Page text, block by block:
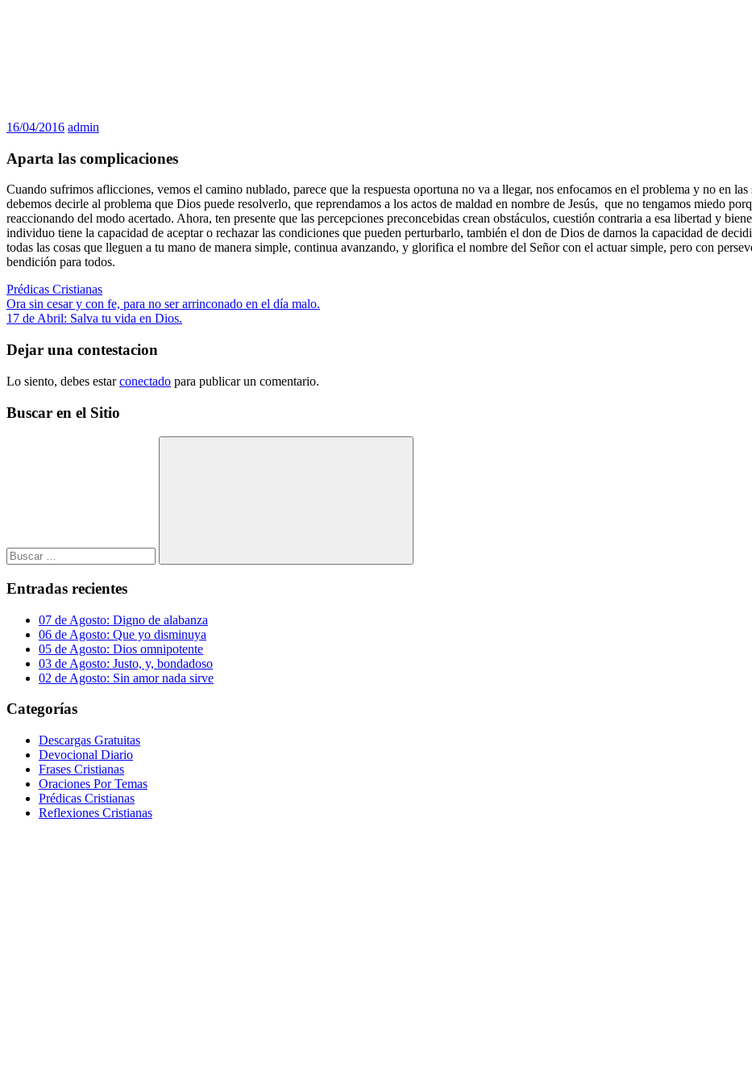
16/04/2016 admin
Aparta las complicaciones
Cuando sufrimos aflicciones, vemos el camino nublado, parece que la respuesta oportuna no va a llegar, nos enfocamos en el problema y no en
debemos decirle al problema que Dios puede resolverlo, que reprendamos a los actos de maldad en nombre de Jesús, que no tengamos miedo
reaccionando del modo acertado. Ahora, ten presente que las percepciones preconcebidas crean obstáculos, cuestión contraria a esa libertad y
individuo tiene la capacidad de aceptar o rechazar las condiciones que pueden perturbarlo, también el don de Dios de darnos la capacidad de
todas las cosas que lleguen a tu mano de manera simple, continua avanzando, y glorifica el nombre del Señor con el actuar simple, pero con
bendición para todos.
Prédicas Cristianas
Navegación
de
entradas
Entrada
anterior:
Ora sin cesar y con fe, para no ser arrinconado en el día malo.
Siguiente
17 de Abril: Salva tu vida en Dios.
Dejar una contestacion
Lo siento, debes estarconectado para publicar un comentario.
Buscar en el Sitio
Buscar
Entradas recientes
07 de Agosto: Digno de alabanza
06 de Agosto: Que yo disminuya
05 de Agosto: Dios omnipotente
03 de Agosto: Justo, y, bondadoso
02 de Agosto: Sin amor nada sirve
Categorías
Descargas Gratuitas
Devocional Diario
Frases Cristianas
Oraciones Por Temas
Prédicas Cristianas
Reflexiones Cristianas